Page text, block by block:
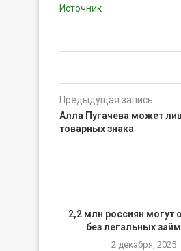
Источник
Предыдущая запись
Алла Пугачева может
товарных знака
2,2 млн россиян могут
без легальных
2 декабря, 2025